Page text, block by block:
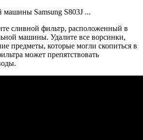
сливной фильтр, расположенный в
машины. Удалите все ворсинки,
предметы, которые могли скопиться в
может препятствовать